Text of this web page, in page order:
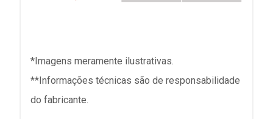
*Imagens meramente ilustrativas.
**Informações técnicas são de responsabilidade
do fabricante.